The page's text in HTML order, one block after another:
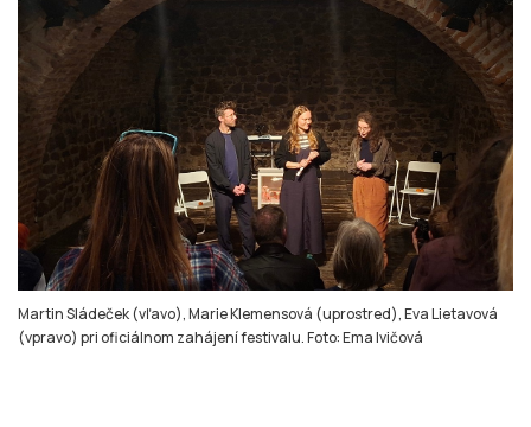
Martin Sládeček (vľavo), Marie Klemensová (uprostred), Eva Lietavová
(vpravo) pri oficiálnom zahájení festivalu. Foto: Ema Ivičová